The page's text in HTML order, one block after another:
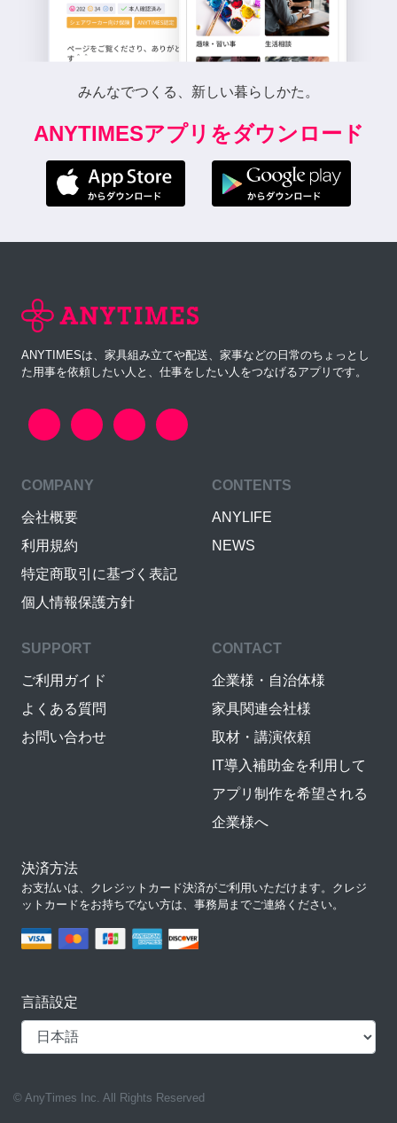
みんなでつくる、新しい暮らしかた。
ANYTIMESアプリをダウンロード
ANYTIMESは、家具組み立てや配送、家事などの日常のちょっとし
た用事を依頼したい人と、仕事をしたい人をつなげるアプリです。
COMPANY
会社概要
利用規約
特定商取引に基づく表記
個人情報保護方針
CONTENTS
ANYLIFE
NEWS
SUPPORT
ご利用ガイド
よくある質問
お問い合わせ
CONTACT
企業様・自治体様
家具関連会社様
取材・講演依頼
IT導入補助金を利用して
アプリ制作を希望される
企業様へ
決済方法
お支払いは、クレジットカード決済がご利用いただけます。クレジ
ットカードをお持ちでない方は、事務局までご連絡ください。
言語設定
© AnyTimes Inc. All Rights Reserved